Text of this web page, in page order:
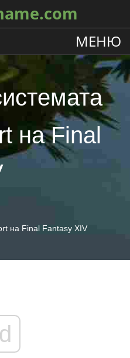
МЕНЮ
на Final
на Final Fantasy XIV